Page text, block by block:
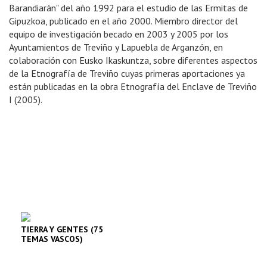
Barandiarán" del año 1992 para el estudio de las Ermitas de
Gipuzkoa, publicado en el año 2000. Miembro director del
equipo de investigación becado en 2003 y 2005 por los
Ayuntamientos de Treviño y Lapuebla de Arganzón, en
colaboración con Eusko Ikaskuntza, sobre diferentes aspectos
de la Etnografía de Treviño cuyas primeras aportaciones ya
están publicadas en la obra Etnografía del Enclave de Treviño
I (2005).
TIERRA Y GENTES (75
TEMAS VASCOS)